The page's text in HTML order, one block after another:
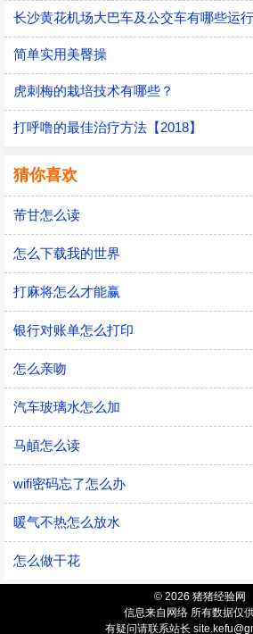
简单实用美臀操
虎刺梅的栽培技术有哪些？
打呼噜的最佳治疗方法【2018】
猜你喜欢
芾甘怎么读
怎么下载我的世界
打麻将怎么才能赢
银行对账单怎么打印
怎么亲吻
汽车玻璃水怎么加
马頔怎么读
wifi密码忘了怎么办
暖气不热怎么放水
怎么做干花
© 2026 猪猪经验网
信息来自网络 所有数据仅
有疑问请联系站长